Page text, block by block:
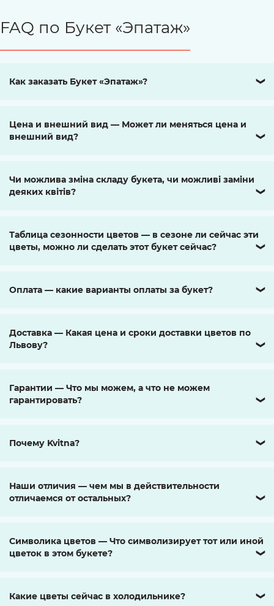
FAQ по Букет «Эпатаж»
Как заказать Букет «Эпатаж»? ❯
Цена и внешний вид — Может ли меняться цена и
внешний вид?
❯
Чи можлива зміна складу букета, чи можливі заміни
деяких квітів?
❯
Таблица сезонности цветов — в сезоне ли сейчас эти
цветы, можно ли сделать этот букет сейчас?
❯
Оплата — какие варианты оплаты за букет? ❯
Доставка — Какая цена и сроки доставки цветов по
Львову?
❯
Гарантии — Что мы можем, а что не можем
гарантировать?
❯
Почему Kvitna? ❯
Наши отличия — чем мы в действительности
отличаемся от остальных?
❯
Символика цветов — Что символизирует тот или иной
цветок в этом букете?
❯
Какие цветы сейчас в холодильнике? ❯